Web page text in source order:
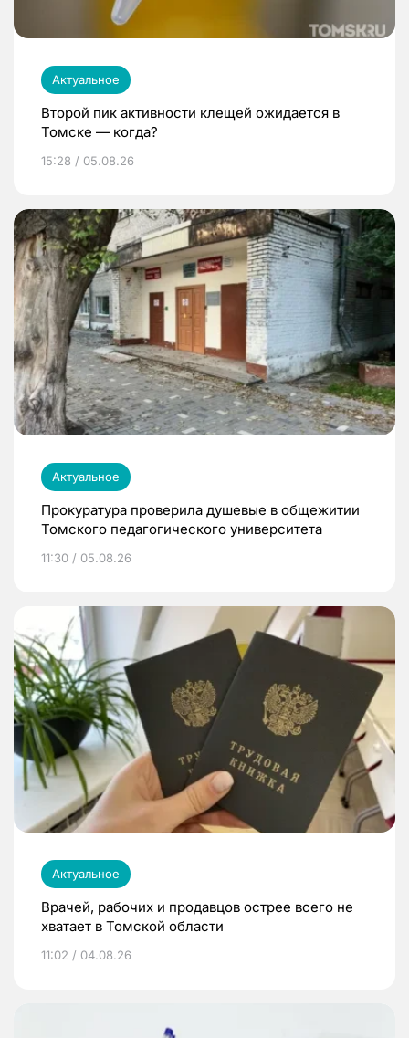
Актуальное
Второй пик активности клещей ожидается в
Томске — когда?
15:28 / 05.08.26
Актуальное
Прокуратура проверила душевые в общежитии
Томского педагогического университета
11:30 / 05.08.26
Актуальное
Врачей, рабочих и продавцов острее всего не
хватает в Томской области
11:02 / 04.08.26